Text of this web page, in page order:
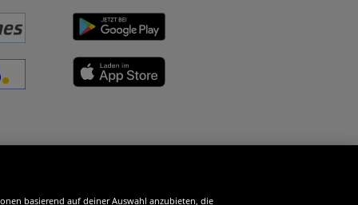
basierend auf deiner Auswahl anzubieten, die